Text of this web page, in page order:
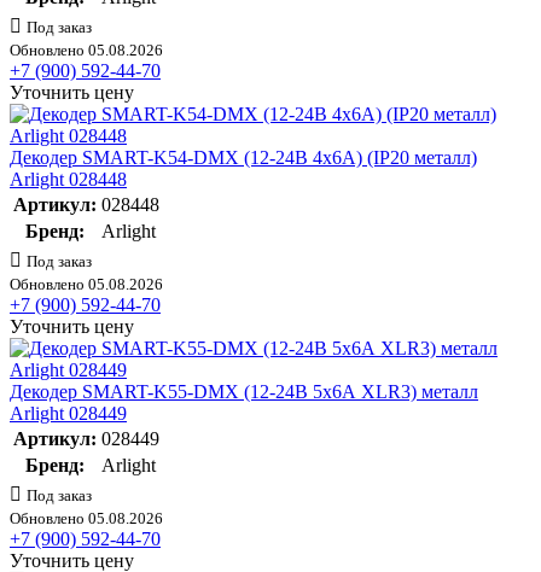
Под заказ
Обновлено 05.08.2026
+7 (900) 592-44-70
Уточнить цену
Декодер SMART-K54-DMX (12-24В 4х6А) (IP20 металл)
Arlight 028448
Артикул: 028448
Бренд:
Arlight
Под заказ
Обновлено 05.08.2026
+7 (900) 592-44-70
Уточнить цену
Декодер SMART-K55-DMX (12-24В 5х6А XLR3) металл
Arlight 028449
Артикул: 028449
Бренд:
Arlight
Под заказ
Обновлено 05.08.2026
+7 (900) 592-44-70
Уточнить цену